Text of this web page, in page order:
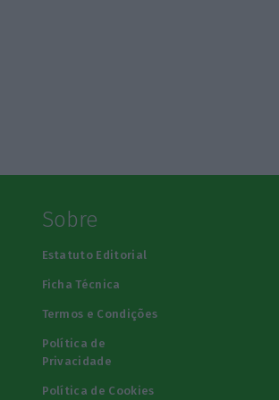
Sobre
Estatuto Editorial
Ficha Técnica
Termos e Condições
Política de
Privacidade
Política de Cookies